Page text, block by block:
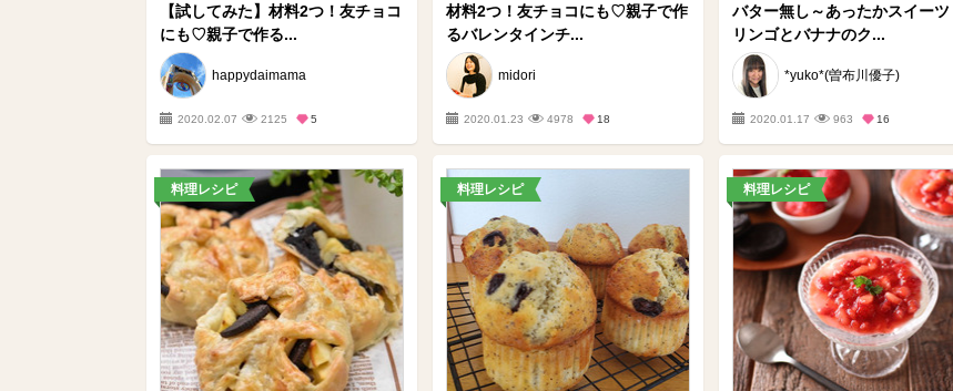
【試してみた】材料2つ！友チョコ
にも♡親子で作る...
happydaimama
2020.02.07 2125 5
材料2つ！友チョコにも♡親子で作
るバレンタインチ...
midori
2020.01.23 4978 18
バター無し～あったかスイーツ
リンゴとバナナのク...
*yuko*(曽布川優子)
2020.01.17 963 16
料理レシピ 料理レシピ 料理レシピ